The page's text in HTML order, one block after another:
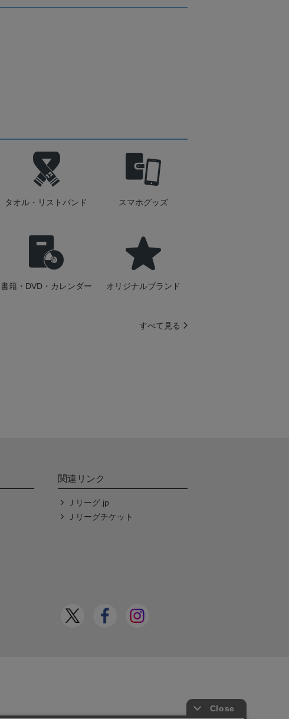
タオル・リストバンド スマホグッズ
書籍・DVD・カレンダー オリジナルブランド
すべて見る
関連リンク
Ｊリーグ.jp
Ｊリーグチケット